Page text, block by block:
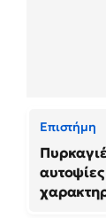
Επιστήμη
αυτοψίες